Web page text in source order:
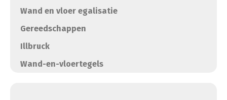
Wand en vloer egalisatie
Gereedschappen
Illbruck
Wand-en-vloertegels